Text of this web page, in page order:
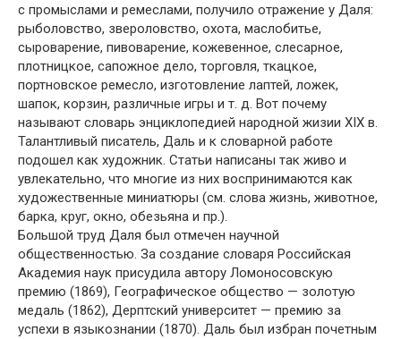
с промыслами и ремеслами, получило отражение у Даля:
рыболовство, звероловство, охота, маслобитье,
сыроварение, пивоварение, кожевенное, слесарное,
плотницкое, сапожное дело, торговля, ткацкое,
портновское ремесло, изготовление лаптей, ложек,
шапок, корзин, различные игры и т. д. Вот почему
называют словарь энциклопедией народной жизии XIX в.
Талантливый писатель, Даль и к словарной работе
подошел как художник. Статьи написаны так живо и
увлекательно, что многие из них воспринимаются как
художественные миниатюры (см. слова жизнь, животное,
барка, круг, окно, обезьяна и пр.).
Большой труд Даля был отмечен научной
общественностью. За создание словаря Российская
Академия наук присудила автору Ломоносовскую
премию (1869), Географическое общество — золотую
медаль (1862), Дерптский университет — премию за
успехи в языкознании (1870). Даль был избран почетным